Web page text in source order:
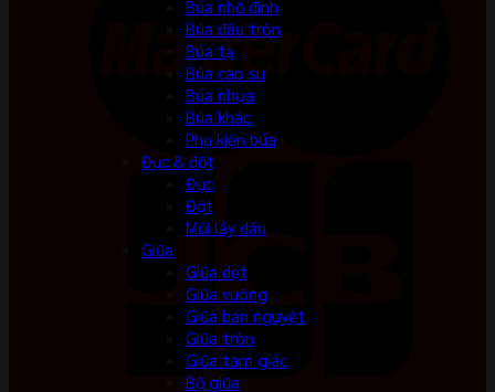
Búa nhổ đinh
Búa đầu tròn
Búa tạ
Búa cao su
Búa nhựa
Búa khác
Phụ kiện búa
Đục & đột
Đục
Đột
Mũi lấy dấu
Giũa
Giũa dẹt
Giũa vuông
Giũa bán nguyệt
Giũa tròn
Giũa tam giác
Bộ giũa